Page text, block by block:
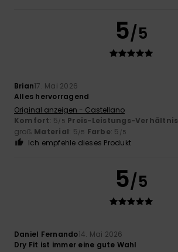
5/5
Brian17. Mai 2026
Alles hervorragend
Original anzeigen - Castellano
Komfort: 5/5 Preis-Leistungs-Verhältnis
groß Material: 5/5 Farbe: 5 /5
Ich empfehle dieses Produkt
5/5
Daniel Fernando14. Mai 2026
Dry Fit ist immer eine gute Wahl